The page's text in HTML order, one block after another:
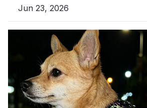
Jun 23, 2026